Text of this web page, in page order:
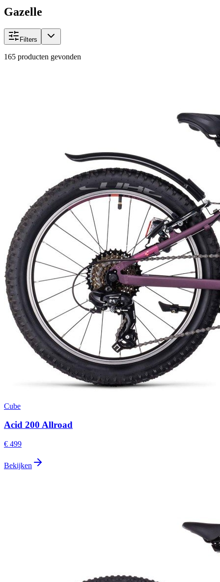
Gazelle
Filters
165 producten gevonden
Cube
Acid 200 Allroad
€ 499
Bekijken